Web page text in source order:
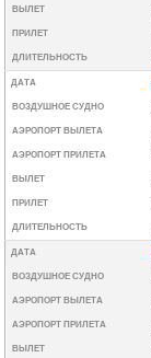
ВЫЛЕТ
ПРИЛЕТ
ДЛИТЕЛЬНОСТЬ
ДАТА
ВОЗДУШНОЕ СУДНО
АЭРОПОРТ ВЫЛЕТА
АЭРОПОРТ ПРИЛЕТА
ВЫЛЕТ
ПРИЛЕТ
ДЛИТЕЛЬНОСТЬ
ДАТА
ВОЗДУШНОЕ СУДНО
АЭРОПОРТ ВЫЛЕТА
АЭРОПОРТ ПРИЛЕТА
ВЫЛЕТ